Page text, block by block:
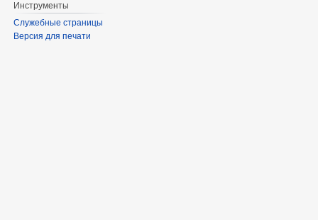
Инструменты
Служебные страницы
Версия для печати